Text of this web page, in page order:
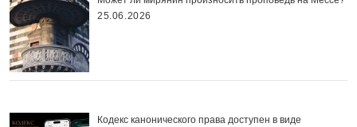
25.06.2026
Кодекс канонического права доступен в виде